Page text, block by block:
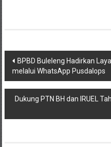
Navigasi
pos
BPBD Buleleng Hadirkan
melalui WhatsApp Pusdalops
Dukung PTN BH dan IRUEL